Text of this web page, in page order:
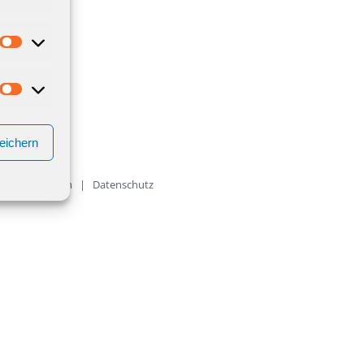
Impressum | Datenschutz